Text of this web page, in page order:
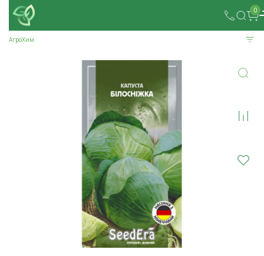
0
АгроХим